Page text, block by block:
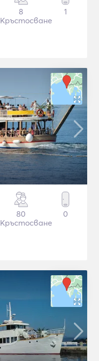
8
Кръстосване
1
80
Кръстосване
0